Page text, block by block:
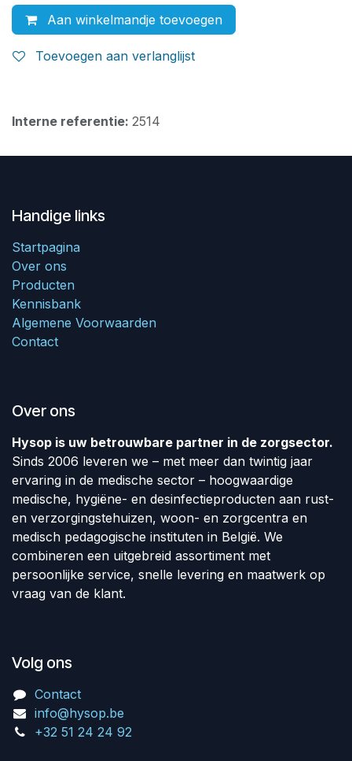
Aan winkelmandje toevoegen
Toevoegen aan verlanglijst
Interne referentie: 2514
Handige links
Startpagina
Over ons
Producten
Kennisbank
Algemene Voorwaarden
Contact
Over ons
Hysop is uw betrouwbare partner in de zorgsector.
Sinds 2006 leveren we – met meer dan twintig jaar
ervaring in de medische sector – hoogwaardige
medische, hygiëne- en desinfectieproducten aan rust-
en verzorgingstehuizen, woon- en zorgcentra en
medisch pedagogische instituten in België. We
combineren een uitgebreid assortiment met
persoonlijke service, snelle levering en maatwerk op
vraag van de klant.
Volg ons
Contact
info@hysop.be
+32 51 24 24 92